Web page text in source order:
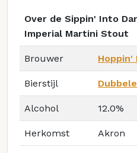
Over de Sippin' Into
Imperial Martini Stout
Brouwer Hoppin'
Bierstijl
Alcohol 12.0%
Herkomst Akron